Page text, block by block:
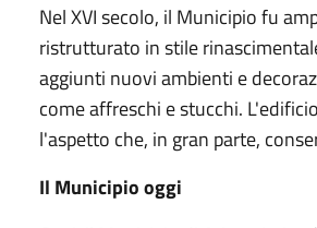
Nel XVI secolo, il Municipio fu
ristrutturato in stile
aggiunti nuovi ambienti e
come affreschi e stucchi.
l'aspetto che, in gran parte,
Il Municipio oggi